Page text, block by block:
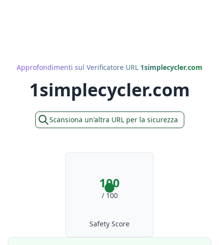
Approfondimenti sul Verificatore URL 1simplecycler.com
1simplecycler.com
Scansiona un'altra URL per la sicurezza
100
/ 100
Safety Score